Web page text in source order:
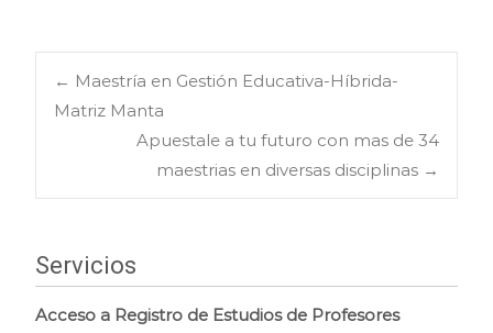
Navegación
← Maestría en Gestión Educativa-Híbrida-
Matriz Manta
Apuestale a tu futuro con mas de 34
maestrias en diversas disciplinas →
Servicios
Acceso a Registro de Estudios de Profesores